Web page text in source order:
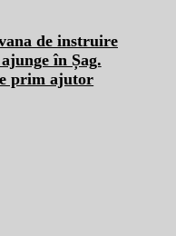
în Șag.
prim ajutor